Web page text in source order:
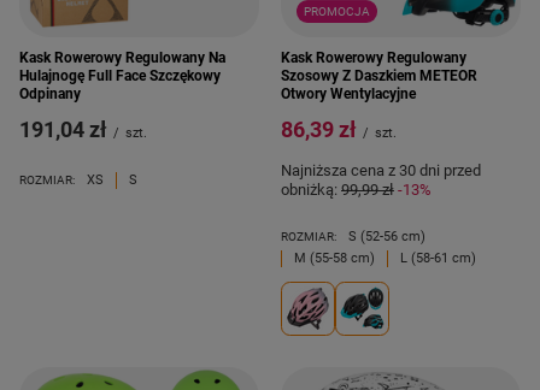
Kask Rowerowy Regulowany Na
Hulajnogę Full Face Szczękowy
Odpinany
191,04 zł / szt.
ROZMIAR: XS S
PROMOCJA
Kask Rowerowy Regulowany
Szosowy Z Daszkiem METEOR
Otwory Wentylacyjne
86,39 zł / szt.
Najniższa cena z 30 dni przed
obniżką: 99,99 zł -13%
ROZMIAR:
S (52-56 cm)
M (55-58 cm)
L (58-61 cm)